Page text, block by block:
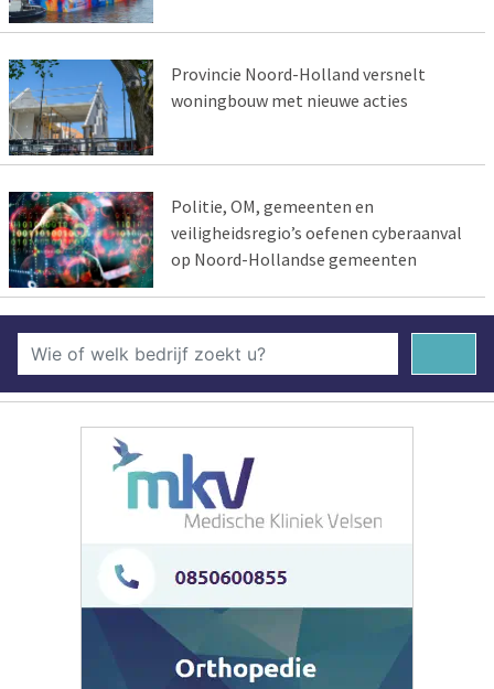
Provincie Noord-Holland versnelt
woningbouw met nieuwe acties
Politie, OM, gemeenten en
veiligheidsregio’s oefenen cyberaanval
op Noord-Hollandse gemeenten